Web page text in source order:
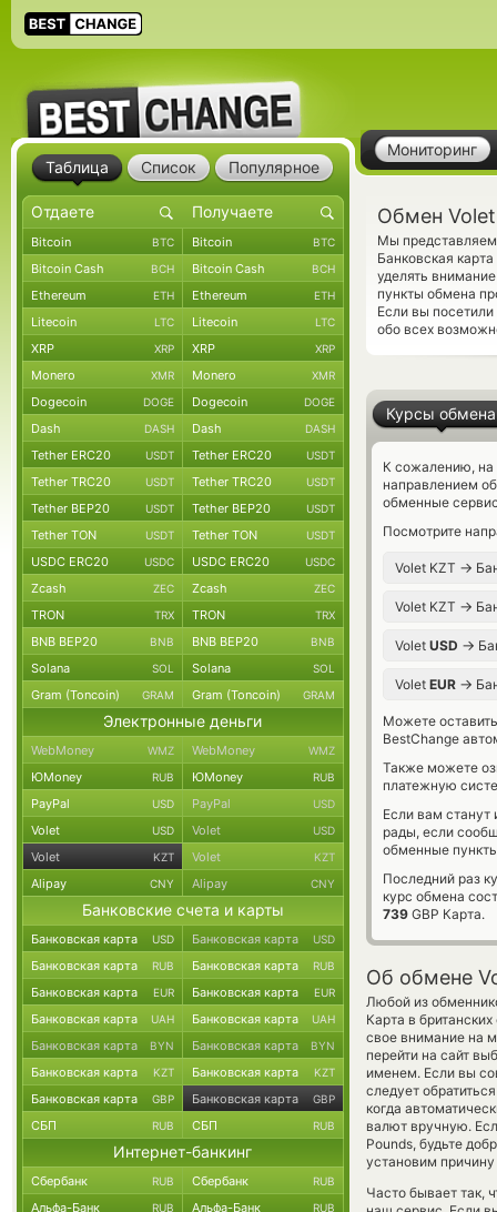
Мониторинг
Обмен Volet
Мы представляем
Банковская
уделять
пункты обмена
Если вы
обо всех
Курсы обмена
К сожалению, на
направлением
обменные
Посмотрите
Volet KZT →
Volet KZT →
Volet USD →
Volet EUR →
Можете
BestChange
Также можете
платежную
Если вам
рады, если
обменные
Последний раз
курс обмена
739 GBP Карта.
Об обмене
Любой из
Карта в
свое внимание на
перейти на сайт
именем. Если вы
следует
когда
валют вручную.
Pounds, будьте
установим
Часто бывает так,
Таблица Список Популярное
Bitcoin BTC Bitcoin BTC
Bitcoin Cash BCH Bitcoin Cash BCH
Ethereum ETH Ethereum ETH
Litecoin LTC Litecoin LTC
XRP XRP XRP XRP
Monero XMR Monero XMR
Dogecoin DOGE Dogecoin DOGE
Dash DASH Dash DASH
Tether ERC20 USDT Tether ERC20 USDT
Tether TRC20 USDT Tether TRC20 USDT
Tether BEP20 USDT Tether BEP20 USDT
Tether TON USDT Tether TON USDT
USDC ERC20 USDC USDC ERC20 USDC
Zcash ZEC Zcash ZEC
TRON TRX TRON TRX
BNB BEP20 BNB BNB BEP20 BNB
Solana SOL Solana SOL
Gram (Toncoin) GRAM Gram (Toncoin) GRAM
Электронные деньги
WebMoney WMZ WebMoney WMZ
ЮMoney RUB ЮMoney RUB
PayPal USD PayPal USD
Volet USD Volet USD
Volet KZT Volet KZT
Alipay CNY Alipay CNY
Банковские счета и карты
Банковская карта USD Банковская карта USD
Банковская карта RUB Банковская карта RUB
Банковская карта EUR Банковская карта EUR
Банковская карта UAH Банковская карта UAH
Банковская карта BYN Банковская карта BYN
Банковская карта KZT Банковская карта KZT
Банковская карта GBP Банковская карта GBP
СБП RUB СБП RUB
Интернет-банкинг
Сбербанк RUB Сбербанк RUB
Альфа-Банк RUB Альфа-Банк RUB